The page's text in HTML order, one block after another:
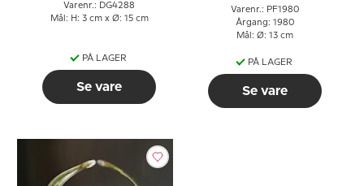
Varenr.: DG4288
Mål: H: 3 cm x Ø: 15 cm
PÅ LAGER
Se vare
Varenr.: PF1980
Årgang: 1980
Mål: Ø: 13 cm
PÅ LAGER
Se vare